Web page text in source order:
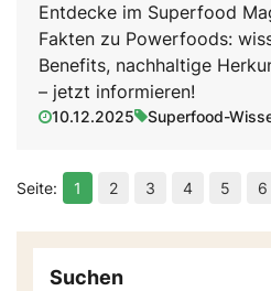
Entdecke im Superfood
Fakten zu Powerfoods:
Benefits, nachhaltige
– jetzt informieren!
10.12.2025 Superfood-
1 2 3 4 5 6
Suchen